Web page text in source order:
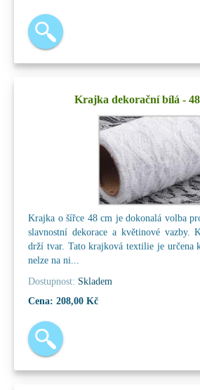
Krajka dekorační bílá -
Krajka o šířce 48 cm je dokonalá volba
slavnostní dekorace a květinové vazby.
drží tvar. Tato krajková textilie je určena
nelze na ni...
Dostupnost: Skladem
Cena: 208,00 Kč